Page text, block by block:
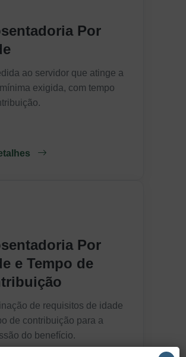
Por
ao servidor que atinge a
exigida, com tempo
Por
e Tempo de
de requisitos de idade
de contribuição para a
do benefício.